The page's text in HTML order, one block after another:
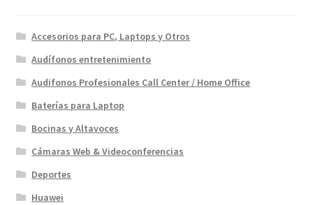
Accesorios para PC, Laptops y Otros
Audífonos entretenimiento
Audifonos Profesionales Call Center / Home Office
Baterías para Laptop
Bocinas y Altavoces
Cámaras Web & Videoconferencias
Deportes
Huawei